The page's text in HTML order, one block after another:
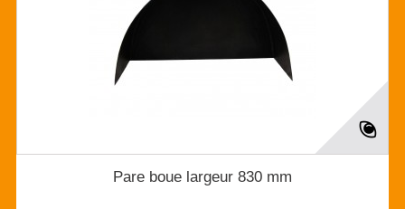
Pare boue largeur 830 mm